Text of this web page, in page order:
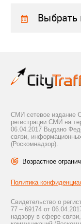
Выбрать
СМИ сетевое издание
регистрации СМИ на
06.04.2017 Выдано
связи,
(Роскомнадзор).
Возрастное
Политика
Свидетельство о
77 – 69174 от
надзору в сфере